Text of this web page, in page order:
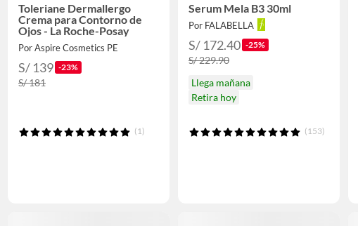
Toleriane Dermallergo
Crema para Contorno de
Ojos - La Roche-Posay
Por Aspire Cosmetics PE
S/ 139 -23%
S/ 181
(1)
Serum Mela B3 30ml
Por FALABELLA
S/ 172.40 -25%
S/ 229.90
Llega mañana
Retira hoy
(153)